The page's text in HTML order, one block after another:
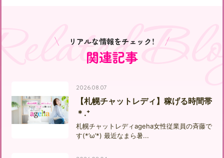
関連記事
リアルな情報をチェック！
2026.08.07
【札幌チャットレディ】稼げる時間帯
＊.⁺
札幌チャットレディageha女性従業員の斉藤で
す(*’ω’*) 最近なまら暑...